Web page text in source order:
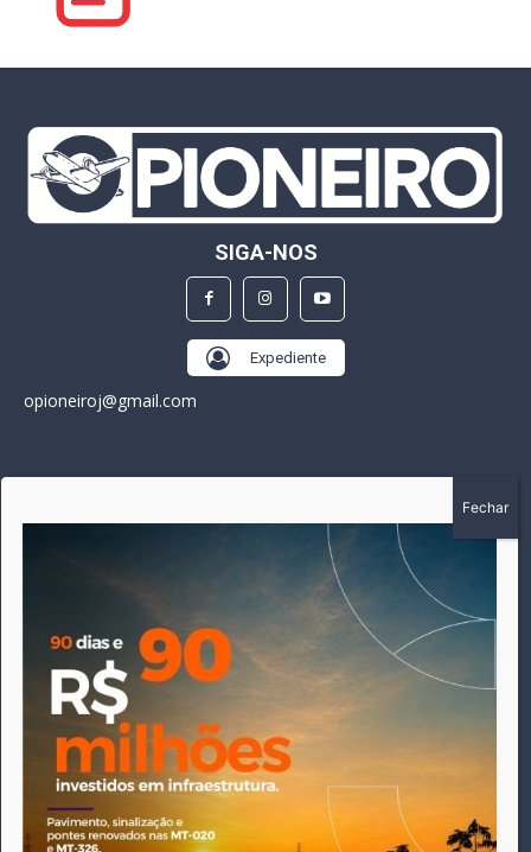
SIGA-NOS
Expediente
opioneiroj@gmail.com
A história do Pioneiro inicia em fevereiro de 2005 em
Canarana - MT, na época, como um jornal impresso semanal,
que chegou a possuir mil assinantes. Durante 15 anos, foram
publicadas 691 edições que narraram os acontecimentos
políticos, policiais e cotidianos de Canarana e região. Fiel a sua
origem, pautado sempre pela busca incessante da
imparcialidade, faz jus a sua logo, com o característico "avião
da praça" de Canarana, sendo o símbolo do
comprometimento deste veículo de comunicação com o
relato dos fatos neste município. Em 06 de dezembro de 2019
circulou a última edição impressa do jornal, que desde então
tem veiculação exclusivamente online.